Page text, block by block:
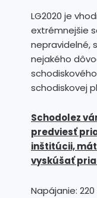
LG2020 je
extrémnejšie
nepravidelné,
nejakého
schodiskovej
Schodolez
predviesť
inštitúcii,
vyskúšať
Napájanie: 220